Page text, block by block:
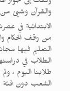
والقرآن وشيئ من
الابتدائية في
من وقف الحكام
التعليم فيها
الطلاب في
طلابنا اليوم ،
الشعب دون فئة ،